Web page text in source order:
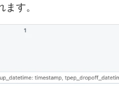
す。